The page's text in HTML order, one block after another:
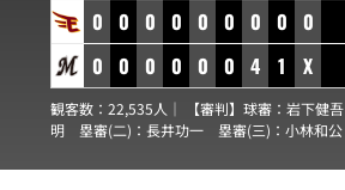
0 0 0 0 0 0 0 0 0
0 0 0 0 0 0 4 1 X
観客数：22,535人｜ 【審判】球審： 岩下健吾
明 塁審(二)： 長井功一 塁審(三)： 小林和公